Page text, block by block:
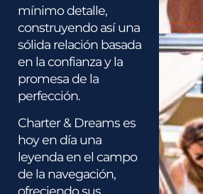
mínimo detalle,
construyendo así una
sólida relación basada
en la confianza y la
promesa de la
perfección.
Charter & Dreams es
hoy en día una
leyenda en el campo
de la navegación,